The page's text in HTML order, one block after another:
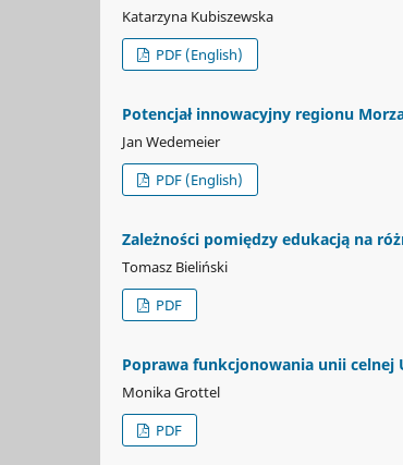
Katarzyna Kubiszewska
PDF (English)
Potencjał innowacyjny regionu
Jan Wedemeier
PDF (English)
Zależności pomiędzy edukacją na
Tomasz Bieliński
PDF
Poprawa funkcjonowania unii celnej
Monika Grottel
PDF